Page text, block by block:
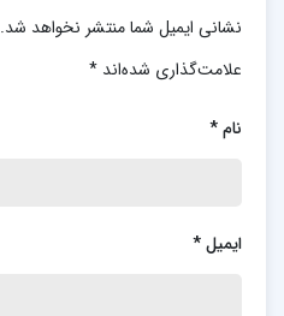
نشانی ایمیل شما منتشر نخواهد شد.
علامت‌گذاری شده‌اند *
نام*
ایمیل*